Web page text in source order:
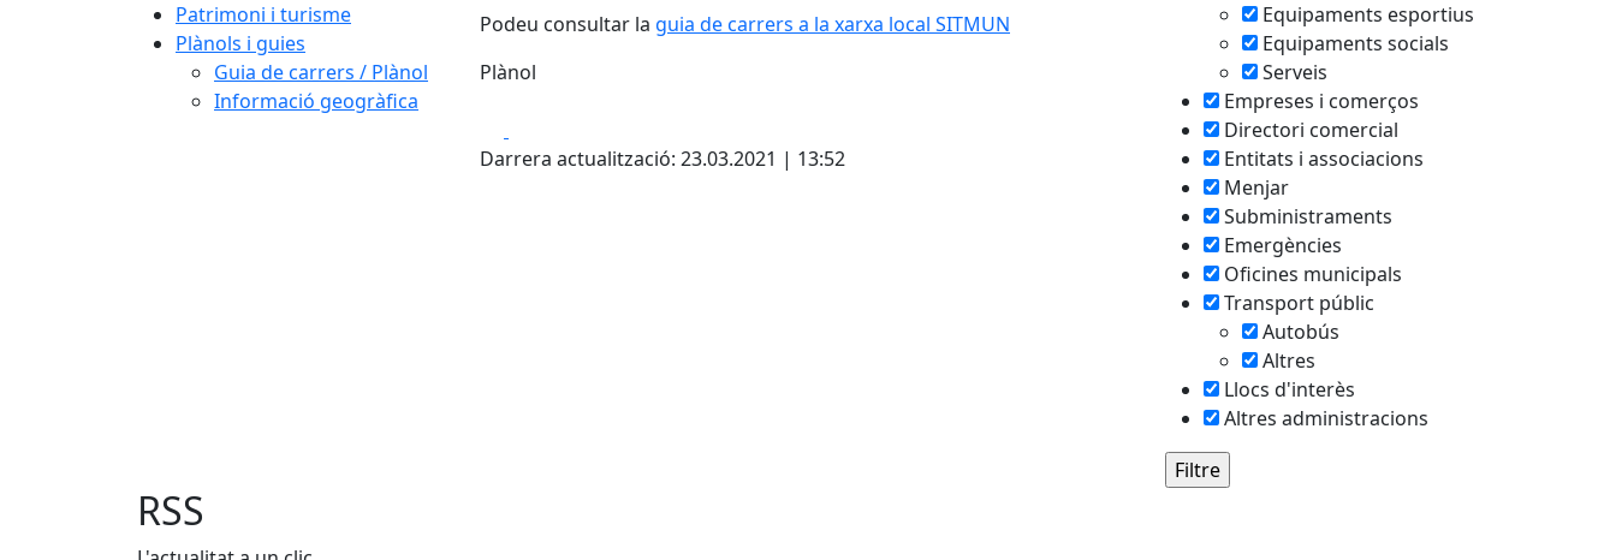
Patrimoni i turisme
Plànols i guies
Guia de carrers / Plànol
Informació geogràfica
Podeu consultar la guia de carrers a la xarxa local SITMUN
Plànol
+
Darrera actualització: 23.03.2021 | 13:52
Equipaments esportius
Equipaments socials
Serveis
Empreses i comerços
Directori comercial
Entitats i associacions
Menjar
Subministraments
Emergències
Oficines municipals
Transport públic
Autobús
Altres
Llocs d'interès
Altres administracions
RSS